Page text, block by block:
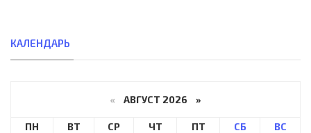
КАЛЕНДАРЬ
« АВГУСТ 2026 »
ПН ВТ СР ЧТ ПТ СБ
ВС